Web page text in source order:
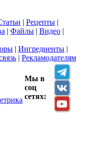
| Рецепты |
| Файлы | Видео |
| Ингредиенты |
| Рекламодателям
Мы в
соц
сетях: